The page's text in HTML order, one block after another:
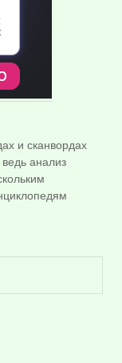
и сканвордах
анализ